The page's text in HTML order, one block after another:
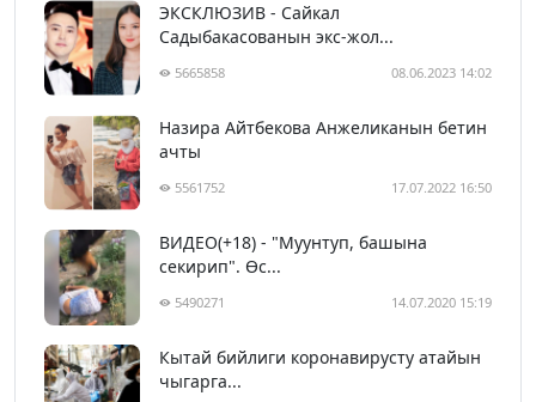
ЭКСКЛЮЗИВ - Сайкал
Садыбакасованын экс-жол...
5665858 08.06.2023 14:02
Назира Айтбекова Анжеликанын бетин
ачты
5561752 17.07.2022 16:50
ВИДЕО(+18) - "Муунтуп, башына
секирип". Өс...
5490271 14.07.2020 15:19
Кытай бийлиги коронавирусту атайын
чыгарга...